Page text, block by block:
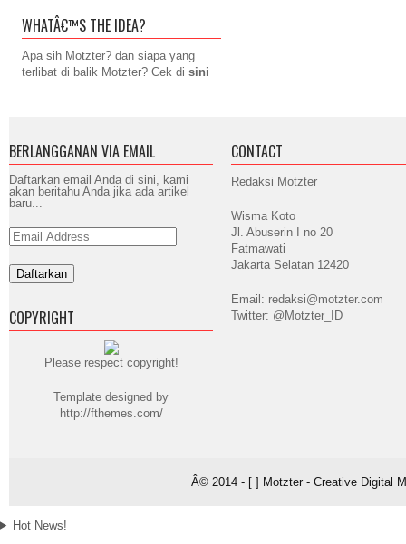
WHATÂ€™S THE IDEA?
Apa sih Motzter? dan siapa yang
terlibat di balik Motzter? Cek di sini
BERLANGGANAN VIA EMAIL
Daftarkan email Anda di sini, kami
akan beritahu Anda jika ada artikel
baru...
Email
Address
COPYRIGHT
Please respect copyright!
Template designed by
http://fthemes.com/
CONTACT
Redaksi Motzter
Wisma Koto
Jl. Abuserin I no 20
Fatmawati
Jakarta Selatan 12420
Email: redaksi@motzter.com
Twitter: @Motzter_ID
Â© 2014 - [ ] Motzter - Creative Digital
Hot News!